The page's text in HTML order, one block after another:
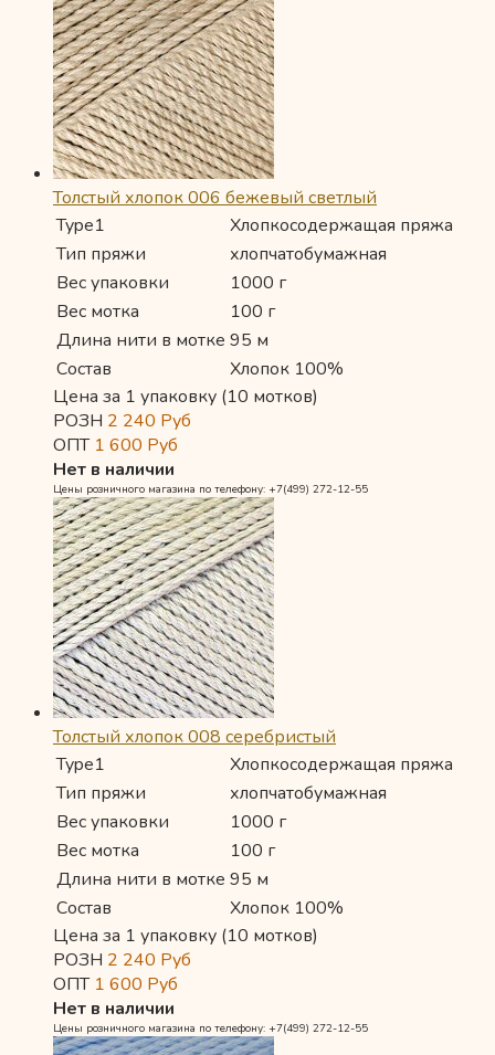
Толстый хлопок 006 бежевый светлый
Type1
Хлопкосодержащая пряжа
Тип пряжи
хлопчатобумажная
Вес упаковки
1000 г
Вес мотка
100 г
Длина нити в мотке 95 м
Состав
Хлопок 100%
Цена за 1 упаковку (10 мотков)
РОЗН 2 240 Руб
ОПТ 1 600 Руб
Нет в наличии
Цены розничного магазина по телефону: +7(499) 272-12-55
Толстый хлопок 008 серебристый
Type1
Хлопкосодержащая пряжа
Тип пряжи
хлопчатобумажная
Вес упаковки
1000 г
Вес мотка
100 г
Длина нити в мотке 95 м
Состав
Хлопок 100%
Цена за 1 упаковку (10 мотков)
РОЗН 2 240 Руб
ОПТ 1 600 Руб
Нет в наличии
Цены розничного магазина по телефону: +7(499) 272-12-55